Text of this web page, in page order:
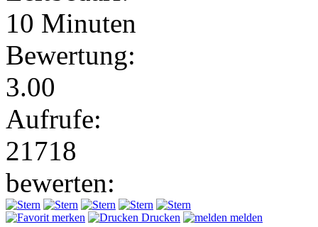
10 Minuten
Bewertung:
3.00
Aufrufe:
21718
bewerten:
merken Drucken melden